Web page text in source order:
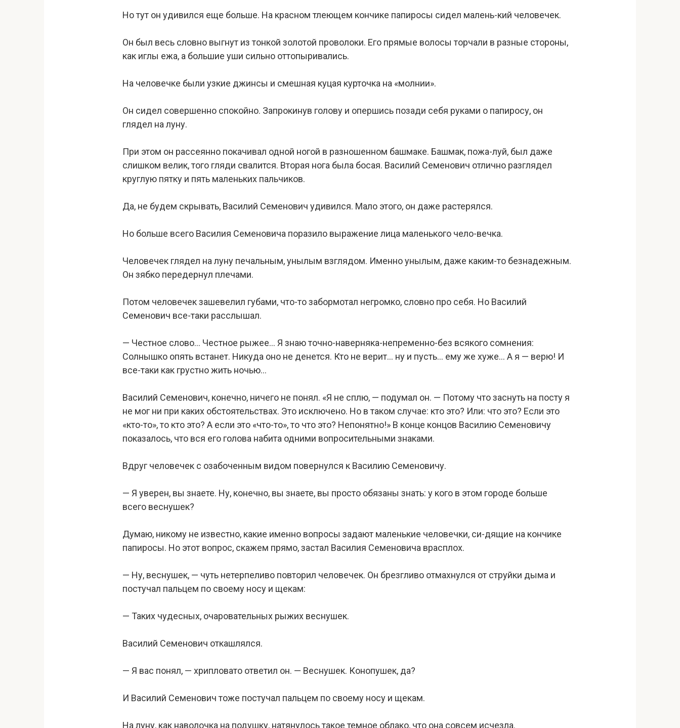
Но тут он удивился еще больше. На красном тлеющем кончике папиросы сидел малень-кий человечек.
Он был весь словно выгнут из тонкой золотой проволоки. Его прямые волосы торчали в разные стороны,
как иглы ежа, а большие уши сильно оттопыривались.
На человечке были узкие джинсы и смешная куцая курточка на «молнии».
Он сидел совершенно спокойно. Запрокинув голову и опершись позади себя руками о папиросу, он
глядел на луну.
При этом он рассеянно покачивал одной ногой в разношенном башмаке. Башмак, пожа-луй, был даже
слишком велик, того гляди свалится. Вторая нога была босая. Василий Семенович отлично разглядел
круглую пятку и пять маленьких пальчиков.
Да, не будем скрывать, Василий Семенович удивился. Мало этого, он даже растерялся.
Но больше всего Василия Семеновича поразило выражение лица маленького чело-вечка.
Человечек глядел на луну печальным, унылым взглядом. Именно унылым, даже каким-то безнадежным.
Он зябко передернул плечами.
Потом человечек зашевелил губами, что-то забормотал негромко, словно про себя. Но Василий
Семенович все-таки расслышал.
— Честное слово… Честное рыжее… Я знаю точно-наверняка-непременно-без всякого сомнения:
Солнышко опять встанет. Никуда оно не денется. Кто не верит… ну и пусть… ему же хуже… А я — верю! И
все-таки как грустно жить ночью…
Василий Семенович, конечно, ничего не понял. «Я не сплю, — подумал он. — Потому что заснуть на посту я
не мог ни при каких обстоятельствах. Это исключено. Но в таком случае: кто это? Или: что это? Если это
«кто-то», то кто это? А если это «что-то», то что это? Непонятно!» В конце концов Василию Семеновичу
показалось, что вся его голова набита одними вопросительными знаками.
Вдруг человечек с озабоченным видом повернулся к Василию Семеновичу.
— Я уверен, вы знаете. Ну, конечно, вы знаете, вы просто обязаны знать: у кого в этом городе больше
всего веснушек?
Думаю, никому не известно, какие именно вопросы задают маленькие человечки, си-дящие на кончике
папиросы. Но этот вопрос, скажем прямо, застал Василия Семеновича врасплох.
— Ну, веснушек, — чуть нетерпеливо повторил человечек. Он брезгливо отмахнулся от струйки дыма и
постучал пальцем по своему носу и щекам:
— Таких чудесных, очаровательных рыжих веснушек.
Василий Семенович откашлялся.
— Я вас понял, — хрипловато ответил он. — Веснушек. Конопушек, да?
И Василий Семенович тоже постучал пальцем по своему носу и щекам.
На луну, как наволочка на подушку, натянулось такое темное облако, что она совсем исчезла.